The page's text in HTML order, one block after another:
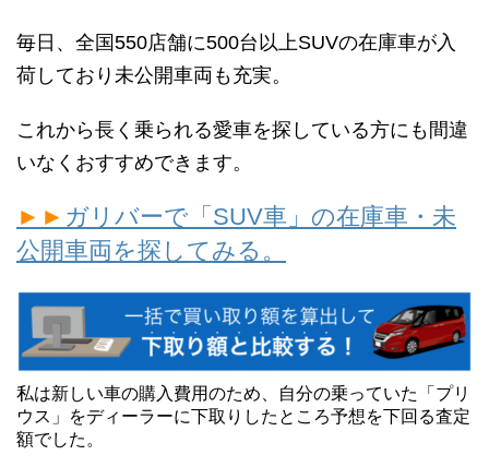
毎日、全国550店舗に500台以上SUVの在庫車が入
荷しており未公開車両も充実。
これから長く乗られる愛車を探している方にも間違
いなくおすすめできます。
►► ガリバーで「SUV車」の在庫車・未
公開車両を探してみる。
私は新しい車の購入費用のため、自分の乗っていた「プリ
ウス」をディーラーに下取りしたところ予想を下回る査定
額でした。